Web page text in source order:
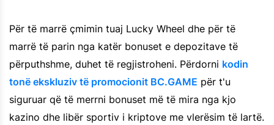
Për të marrë çmimin tuaj Lucky Wheel dhe për të
marrë të parin nga katër bonuset e depozitave të
përputhshme, duhet të regjistroheni. Përdorni kodin
tonë ekskluziv të promocionit BC.GAME për t'u
siguruar që të merrni bonuset më të mira nga kjo
kazino dhe libër sportiv i kriptove me vlerësim të lartë.